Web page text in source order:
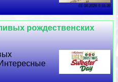
01 08 2026 9:16:38
рождественских